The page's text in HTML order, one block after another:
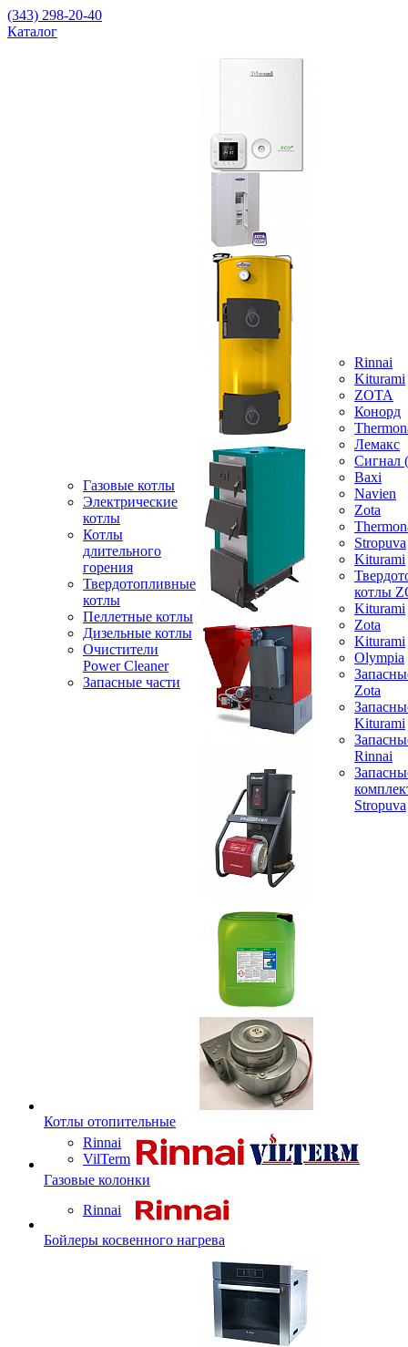
(343) 298-20-40
Каталог
Газовые котлы
Электрические
котлы
Котлы
длительного
горения
Твердотопливные
котлы
Пеллетные котлы
Дизельные котлы
Очистители
Power Cleaner
Запасные части
Rinnai
Kiturami
ZOTA
Конорд
Лемакс
Baxi
Navien
Zota
Stropuva
Kiturami
котлы
Kiturami
Zota
Kiturami
Olympia
Zota
Kiturami
Rinnai
Stropuva
Котлы отопительные
Rinnai
VilTerm
Газовые колонки
Rinnai
Бойлеры косвенного нагрева